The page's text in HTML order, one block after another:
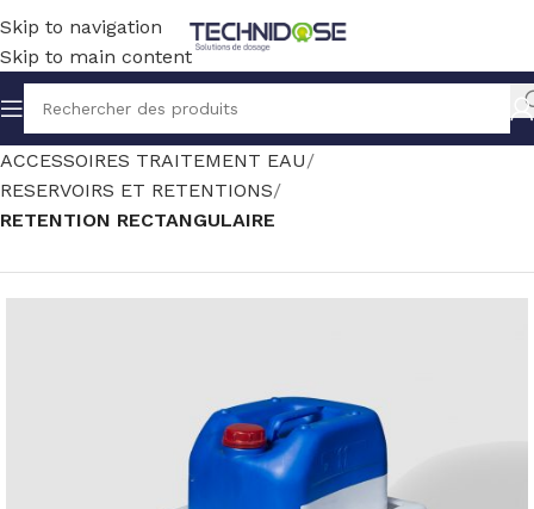
Skip to navigation
Skip to main content
Accueil TRAITEMENT EAU
ACCESSOIRES TRAITEMENT EAU
RESERVOIRS ET RETENTIONS
RETENTION RECTANGULAIRE